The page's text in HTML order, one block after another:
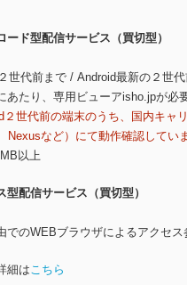
ード型配信サービス（買切型）
世代前まで / Android最新の２世
あたり、専用ビューアisho.jpが必
世代前の端末のうち、国内キャ
Nexusなど）にて動作確認してい
以上
型配信サービス（買切型）
でのWEBブラウザによるアクセス
細はこちら